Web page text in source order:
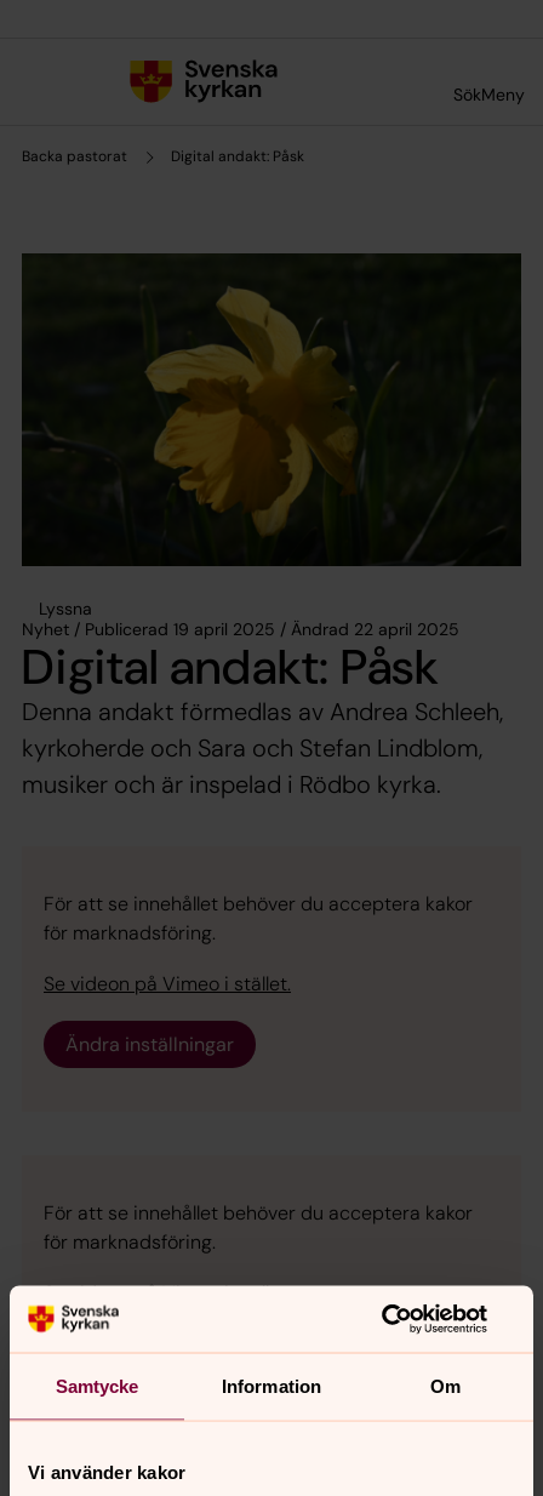
Samtycke Information Om
Vi använder kakor
SökMeny
Backa pastorat Digital andakt: Påsk
Lyssna
Nyhet / Publicerad 19 april 2025 / Ändrad 22 april 2025
Digital andakt: Påsk
Denna andakt förmedlas av Andrea Schleeh,
kyrkoherde och Sara och Stefan Lindblom,
musiker och är inspelad i Rödbo kyrka.
För att se innehållet behöver du acceptera kakor
för marknadsföring.
Se videon på Vimeo i stället.
Ändra inställningar
För att se innehållet behöver du acceptera kakor
för marknadsföring.
Se videon på Vimeo i stället.
Ändra inställningar